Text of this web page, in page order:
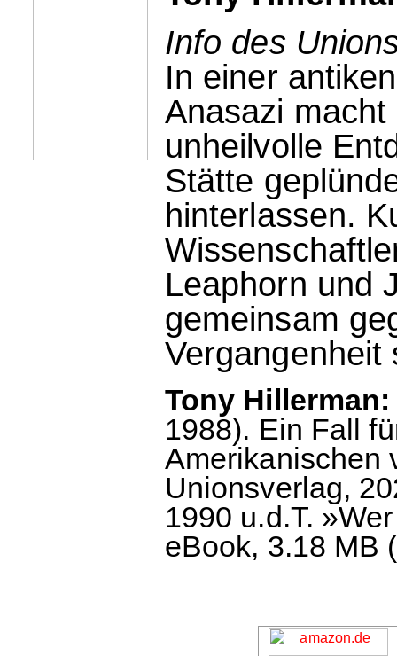
Info des
In einer
Anasazi
unheilvolle
Stätte
hinterlassen.
Leaphorn und
gemeinsam
Vergangenheit
Tony
1988). Ein Fall
Amerikanischen
Unionsverlag,
1990 u.d.T.
eBook, 3.18 MB